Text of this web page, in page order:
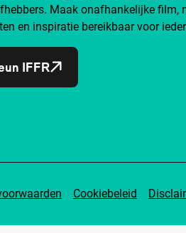
Maak onafhankelijke film,
en inspiratie bereikbaar voor
IFFR
Cookiebeleid